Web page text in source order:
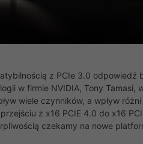
z PCIe 3.0
w firmie NVIDIA, Tony Tamasi,
wiele czynników, a wpływ
z x16 PCIE 4.0 do x16
czekamy na nowe